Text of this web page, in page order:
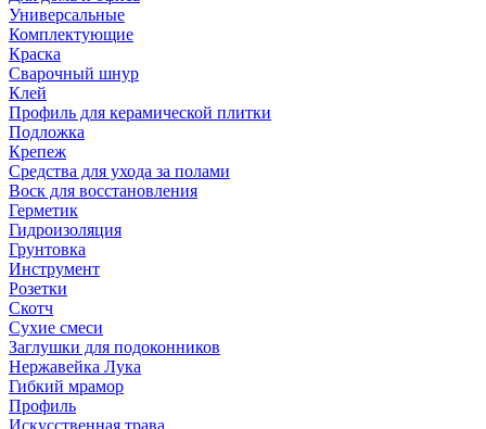
Универсальные
Комплектующие
Краска
Сварочный шнур
Клей
Профиль для керамической плитки
Подложка
Крепеж
Средства для ухода за полами
Воск для восстановления
Герметик
Гидроизоляция
Грунтовка
Инструмент
Розетки
Скотч
Сухие смеси
Заглушки для подоконников
Нержавейка Лука
Гибкий мрамор
Профиль
Искусственная трава